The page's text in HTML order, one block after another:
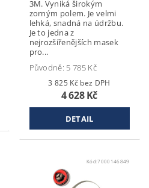
3M. Vyniká širokým
zorným polem. Je velmi
lehká, snadná na údržbu.
Je to jedna z
nejrozšířenějších masek
pro...
Původně: 5 785 Kč
3 825 Kč bez DPH
4 628 Kč
DETAIL
Kód:7000146849